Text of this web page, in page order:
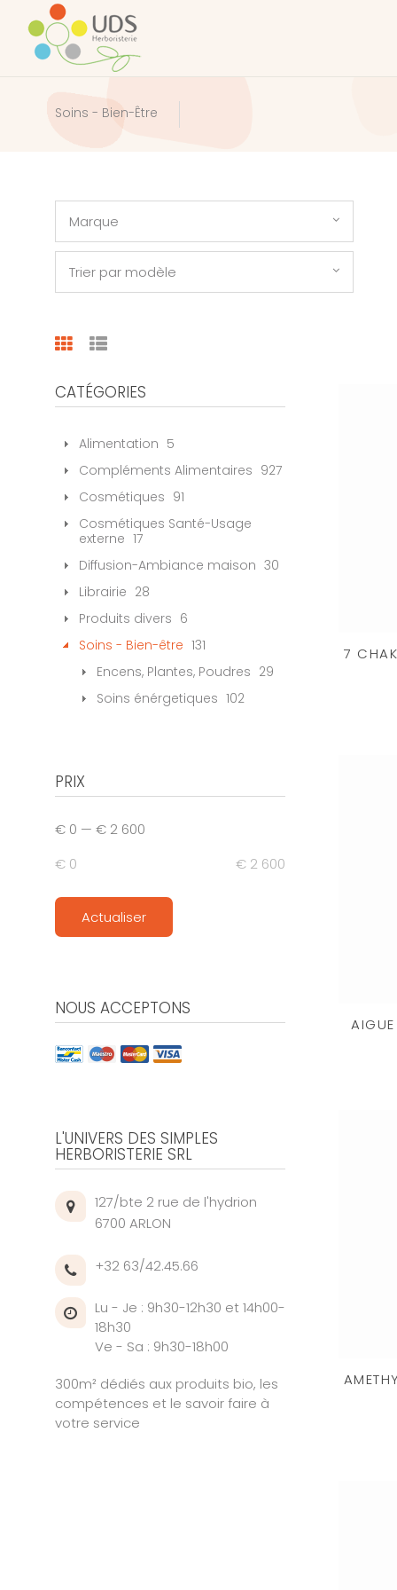
Soins - Bien-Être
Marque
Trier par modèle
7
CATÉGORIES
Alimentation 5
Compléments Alimentaires 927
Cosmétiques 91
Cosmétiques Santé-Usage
externe 17
Diffusion-Ambiance maison 30
Librairie 28
Produits divers 6
Soins - Bien-être 131
Encens, Plantes, Poudres 29
Soins énérgetiques 102
PRIX
€ 0 — € 2 600
€ 0
€ 2 600
Actualiser
NOUS ACCEPTONS
L'UNIVERS DES SIMPLES
HERBORISTERIE SRL
127/bte 2 rue de l'hydrion
6700 ARLON
+32 63/42.45.66
Lu - Je : 9h30-12h30 et 14h00-
18h30
Ve - Sa : 9h30-18h00
300m² dédiés aux produits bio, les
compétences et le savoir faire à
votre service